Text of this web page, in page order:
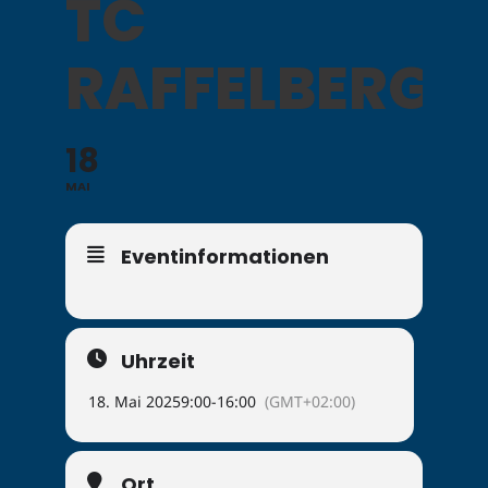
TC
RAFFELBERG
18
MAI
Eventinformationen
Uhrzeit
18. Mai 20259:00-16:00 (GMT+02:00)